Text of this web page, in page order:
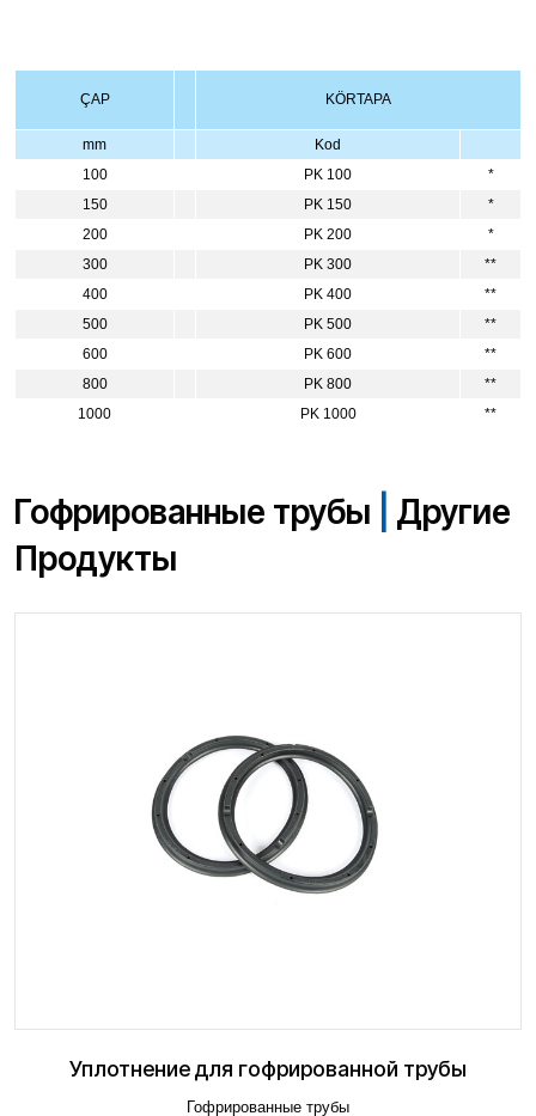
ÇAP KÖRTAPA
mm
Kod
100
PK 100
*
150
PK 150
*
200
PK 200
*
300
PK 300
**
400
PK 400
**
500
PK 500
**
600
PK 600
**
800
PK 800
**
1000
PK 1000 **
Гофрированные трубы
Другие
Продукты
Уплотнение для гофрированной трубы
Гофрированные трубы